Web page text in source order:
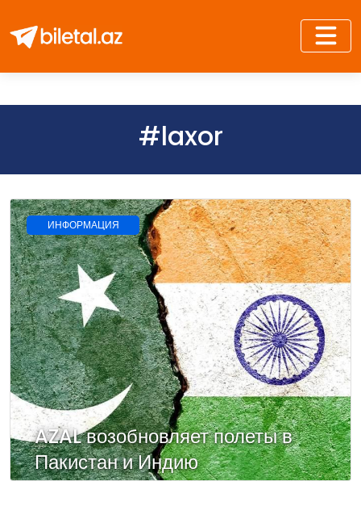
#laxor
ИНФОРМАЦИЯ
AZAL возобновляет полеты в
Пакистан и Индию